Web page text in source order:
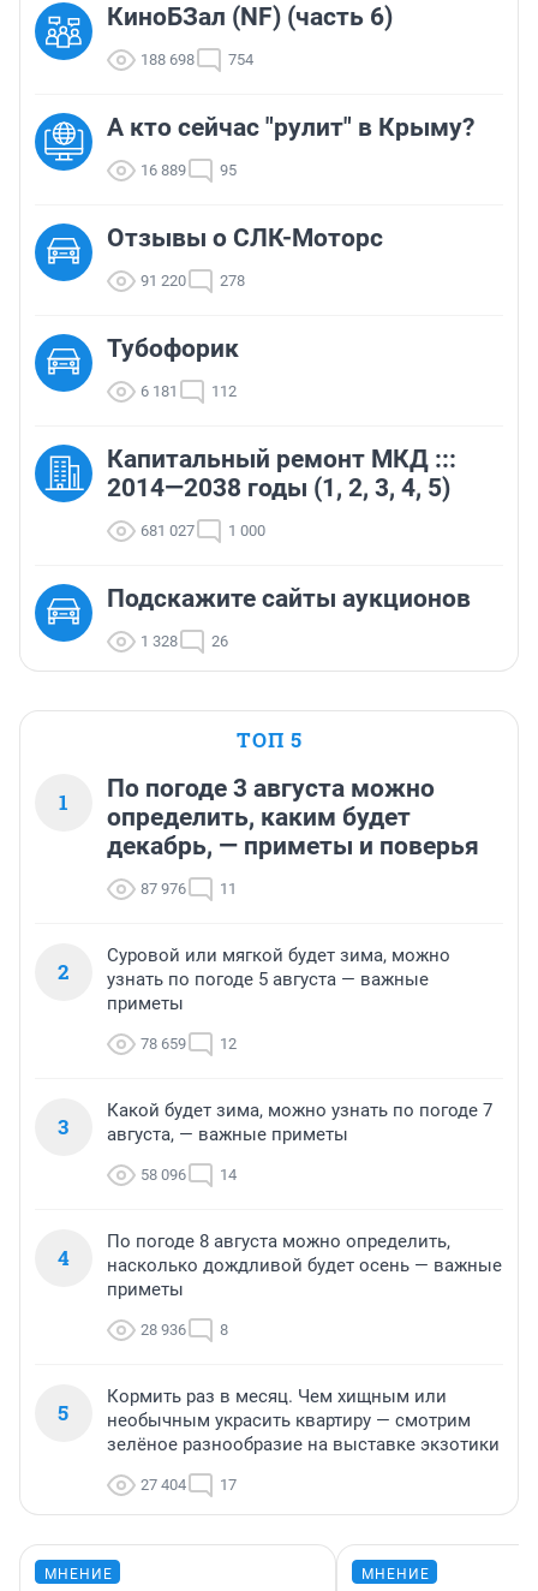
КиноБЗал (NF) (часть 6)
188 698 754
А кто сейчас "рулит" в Крыму?
16 889 95
Отзывы о СЛК-Моторс
91 220 278
Тубофорик
6 181 112
Капитальный ремонт МКД :::
2014—2038 годы (1, 2, 3, 4, 5)
681 027 1 000
Подскажите сайты аукционов
1 328 26
ТОП 5
1
По погоде 3 августа можно
определить, каким будет
декабрь, — приметы и поверья
87 976 11
2
Суровой или мягкой будет зима, можно
узнать по погоде 5 августа — важные
приметы
78 659 12
3
Какой будет зима, можно узнать по погоде 7
августа, — важные приметы
58 096 14
4
По погоде 8 августа можно определить,
насколько дождливой будет осень — важные
приметы
28 936 8
5
Кормить раз в месяц. Чем хищным или
необычным украсить квартиру — смотрим
зелёное разнообразие на выставке экзотики
27 404 17
МНЕНИЕ МНЕНИЕ